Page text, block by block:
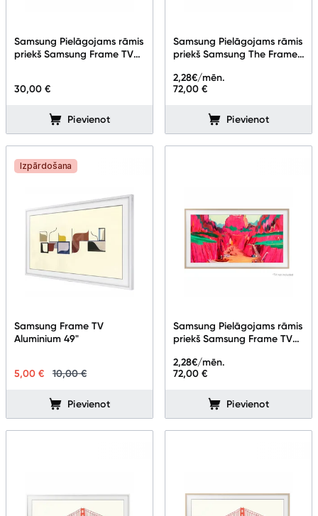
Samsung Pielāgojams rāmis
priekš Samsung Frame TV
30,00 €
Pievienot
Samsung Pielāgojams rāmis
priekš Samsung The Frame
72,00 €
2,28€/mēn.
Pievienot
Izpārdošana
Samsung Frame TV
Aluminium 49"
5,00 € 10,00 €
Pievienot
Samsung Pielāgojams rāmis
priekš Samsung Frame TV
72,00 €
2,28€/mēn.
Pievienot